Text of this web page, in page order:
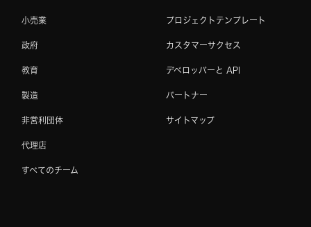
小売業
政府
教育
製造
非営利団体
代理店
すべてのチーム
プロジェクトテンプレート
カスタマーサクセス
デベロッパーと API
パートナー
サイトマップ